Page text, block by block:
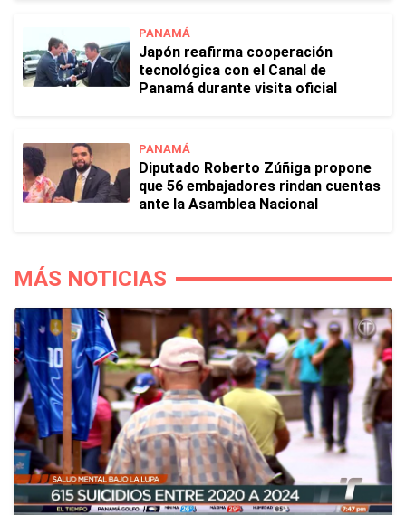
PANAMÁ
Japón reafirma cooperación
tecnológica con el Canal de
Panamá durante visita oficial
PANAMÁ
Diputado Roberto Zúñiga propone
que 56 embajadores rindan cuentas
ante la Asamblea Nacional
MÁS NOTICIAS